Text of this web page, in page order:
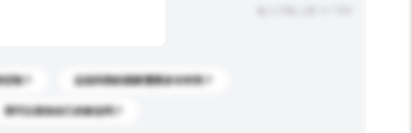
制？ 运送到我的国家需要多长时间？
我可以添加自己的标志吗？